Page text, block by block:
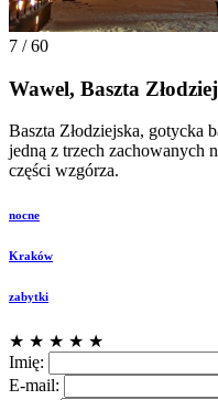
7 / 60
Wawel, Baszta
Baszta Złodziejska, gotycka
jedną z trzech zachowanych
części wzgórza.
nocne
Kraków
zabytki
★ ★ ★ ★ ★
Imię:
E-mail: